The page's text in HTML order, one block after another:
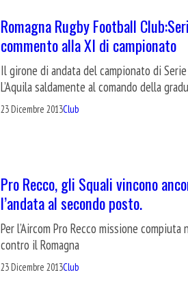
Romagna Rugby Football
commento alla XI di campionato
Il girone di andata del campionato di
L’Aquila saldamente al comando della
23 Dicembre 2013Club
Pro Recco, gli Squali vincono
l’andata al secondo posto.
Per l’Aircom Pro Recco missione
contro il Romagna
23 Dicembre 2013Club